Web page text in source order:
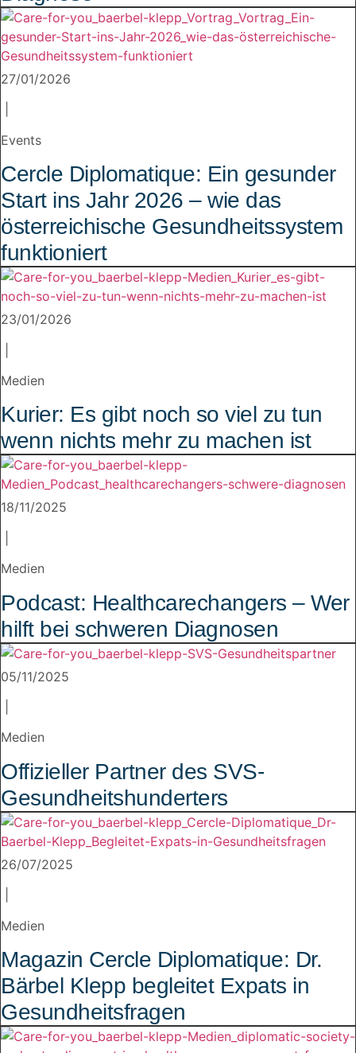
27/01/2026
Events
Cercle Diplomatique: Ein gesunder
Start ins Jahr 2026 – wie das
österreichische Gesundheitssystem
funktioniert
23/01/2026
Medien
Kurier: Es gibt noch so viel zu tun
wenn nichts mehr zu machen ist
18/11/2025
Medien
Podcast: Healthcarechangers – Wer
hilft bei schweren Diagnosen
05/11/2025
Medien
Offizieller Partner des SVS-
Gesundheitshunderters
26/07/2025
Medien
Magazin Cercle Diplomatique: Dr.
Bärbel Klepp begleitet Expats in
Gesundheitsfragen